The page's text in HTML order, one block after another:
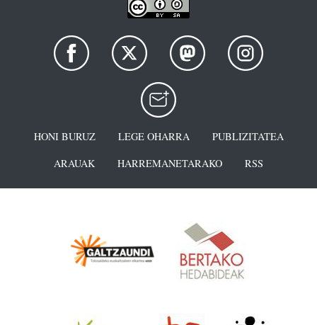
HONI BURUZ LEGE OHARRA
PUBLIZITATEA
ARAUAK
HARREMANETARAKO RSS